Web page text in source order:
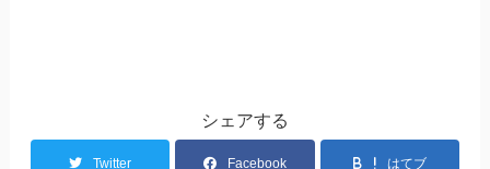
シェアする
Twitter Facebook はてブ